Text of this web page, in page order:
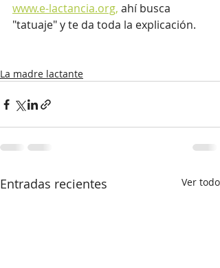
www.e-lactancia.org, ahí busca
"tatuaje" y te da toda la explicación.
La madre lactante
Entradas recientes Ver todo